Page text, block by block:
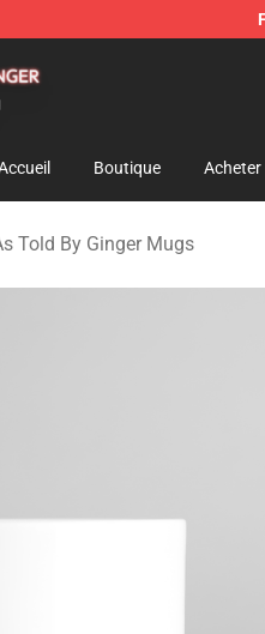
Boutique
Told By Ginger Mugs